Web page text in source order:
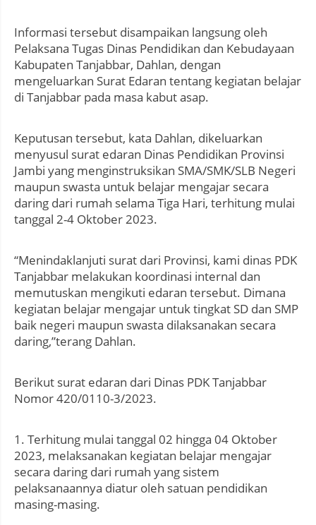
Informasi tersebut disampaikan langsung oleh
Pelaksana Tugas Dinas Pendidikan dan Kebudayaan
Kabupaten Tanjabbar, Dahlan, dengan
mengeluarkan Surat Edaran tentang kegiatan belajar
di Tanjabbar pada masa kabut asap.
Keputusan tersebut, kata Dahlan, dikeluarkan
menyusul surat edaran Dinas Pendidikan Provinsi
Jambi yang menginstruksikan SMA/SMK/SLB Negeri
maupun swasta untuk belajar mengajar secara
daring dari rumah selama Tiga Hari, terhitung mulai
tanggal 2-4 Oktober 2023.
“Menindaklanjuti surat dari Provinsi, kami dinas PDK
Tanjabbar melakukan koordinasi internal dan
memutuskan mengikuti edaran tersebut. Dimana
kegiatan belajar mengajar untuk tingkat SD dan SMP
baik negeri maupun swasta dilaksanakan secara
daring,”terang Dahlan.
Berikut surat edaran dari Dinas PDK Tanjabbar
Nomor 420/0110-3/2023.
1. Terhitung mulai tanggal 02 hingga 04 Oktober
2023, melaksanakan kegiatan belajar mengajar
secara daring dari rumah yang sistem
pelaksanaannya diatur oleh satuan pendidikan
masing-masing.